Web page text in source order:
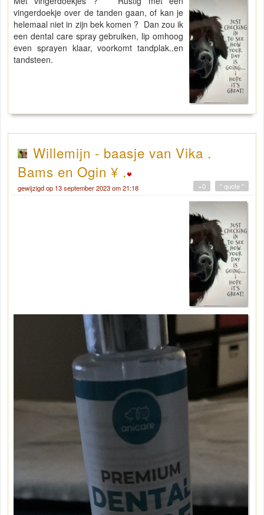
vingerdoekje over de tanden gaan, of kan je
helemaal niet in zijn bek komen ? Dan zou ik
een dental care spray gebruiken, lip omhoog
even sprayen klaar, voorkomt tandplak..en
tandsteen.
Willemijn - baasje van Vika .
Bams en Ogin ¥ .
gewijzigd op 13 september 2023 om 21:18 " quote "
+0